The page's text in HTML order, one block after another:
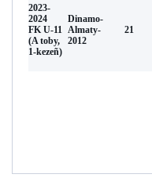
2023-
2024
FK U-11
(A toby,
1-kezeñ)
Dinamo-
Almaty-
2012
21